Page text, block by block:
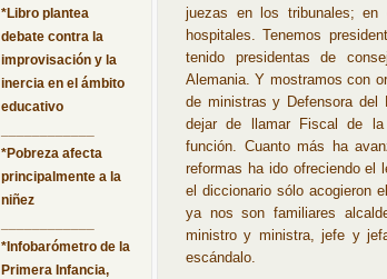
*Libro plantea
debate contra la
improvisación y la
inercia en el ámbito
educativo
*Pobreza afecta
principalmente a la
niñez
*Infobarómetro de la
Primera Infancia,
juezas en los tribunales;
hospitales. Tenemos
tenido presidentas de
Alemania. Y mostramos con
de ministras y Defensora del
dejar de llamar Fiscal de
función. Cuanto más ha
reformas ha ido ofreciendo el
el diccionario sólo acogieron
ya nos son familiares
ministro y ministra, jefe y
escándalo.